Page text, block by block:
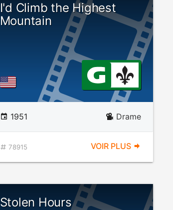
I'd Climb the Highest
Mountain
1951 Drame
78915 VOIR PLUS
Stolen Hours